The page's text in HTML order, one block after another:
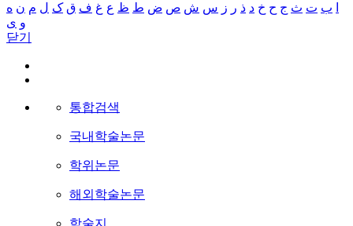
ب ت ث ج ح خ د ذ ر ز س ش ص ض ط ظ ع غ ف ق ک ل م ن ه
و ی
닫기
통합검색
국내학술논문
학위논문
해외학술논문